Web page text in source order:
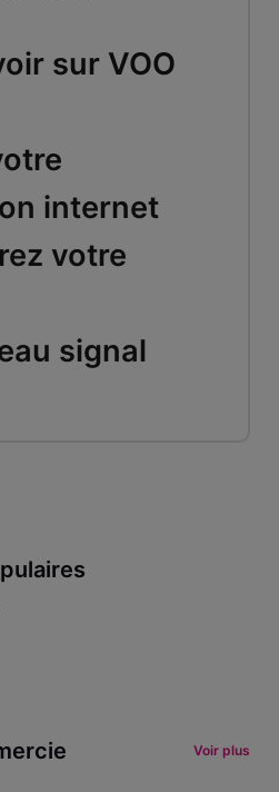
sur VOO
internet
votre
signal
Voir plus